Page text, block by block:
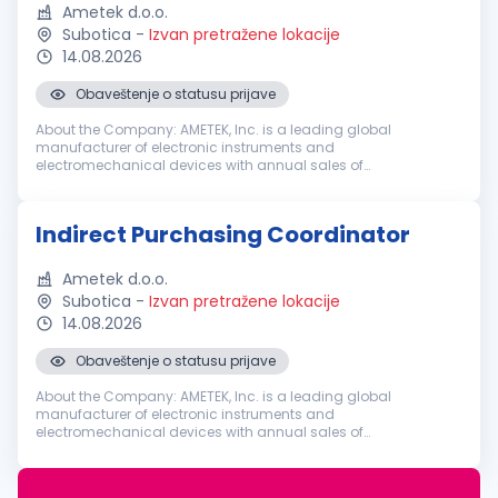
Ametek d.o.o.
Subotica - Izvan pretražene lokacije
14.08.2026
Obaveštenje o statusu prijave
About the Company: AMETEK, Inc. is a leading global
manufacturer of electronic instruments and
electromechanical devices with annual sales of
Indirect Purchasing Coordinator
Ametek d.o.o.
Subotica - Izvan pretražene lokacije
14.08.2026
Obaveštenje o statusu prijave
About the Company: AMETEK, Inc. is a leading global
manufacturer of electronic instruments and
electromechanical devices with annual sales of
more than 150 operating locations, and a global ...